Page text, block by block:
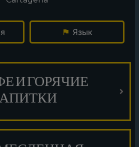
Язык
И ГОРЯЧИЕ